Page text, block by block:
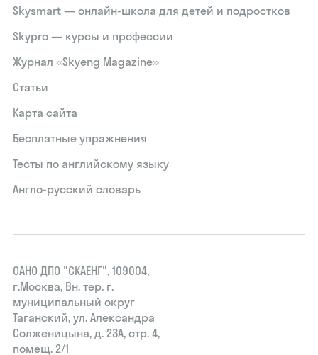
Skysmart — онлайн-школа для детей и подростков
Skypro — курсы и профессии
Журнал «Skyeng Magazine»
Статьи
Карта сайта
Бесплатные упражнения
Тесты по английскому языку
Англо-русский словарь
ОАНО ДПО "СКАЕНГ", 109004,
г.Москва, Вн. тер. г.
муниципальный округ
Таганский, ул. Александра
Солженицына, д. 23А, стр. 4,
помещ. 2/1